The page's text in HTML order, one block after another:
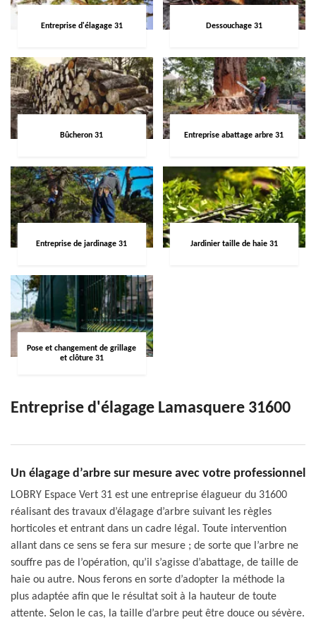
Entreprise d'élagage 31 Dessouchage 31
Bûcheron 31 Entreprise abattage arbre 31
Entreprise de jardinage 31 Jardinier taille de haie 31
Pose et changement de grillage
et clôture 31
Entreprise d'élagage Lamasquere 31600
Un élagage d’arbre sur mesure avec votre professionnel
LOBRY Espace Vert 31 est une entreprise élagueur du 31600
réalisant des travaux d’élagage d’arbre suivant les règles
horticoles et entrant dans un cadre légal. Toute intervention
allant dans ce sens se fera sur mesure ; de sorte que l’arbre ne
souffre pas de l’opération, qu’il s’agisse d’abattage, de taille de
haie ou autre. Nous ferons en sorte d’adopter la méthode la
plus adaptée afin que le résultat soit à la hauteur de toute
attente. Selon le cas, la taille d’arbre peut être douce ou sévère.